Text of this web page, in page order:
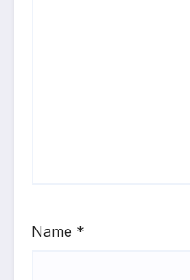
Name *